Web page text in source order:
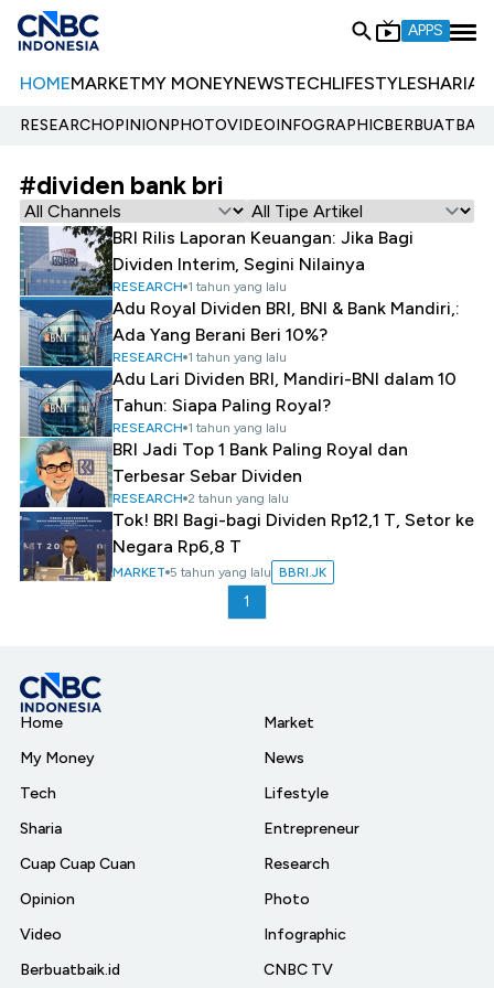
APPS
HOMEMARKETMY MONEYNEWSTECHLIFESTYLESHARIA
RESEARCHOPINIONPHOTOVIDEOINFOGRAPHIC
#dividen bank bri
BRI Rilis Laporan Keuangan: Jika Bagi
Dividen Interim, Segini Nilainya
RESEARCH 1 tahun yang lalu
Adu Royal Dividen BRI, BNI & Bank Mandiri,:
Ada Yang Berani Beri 10%?
RESEARCH 1 tahun yang lalu
Adu Lari Dividen BRI, Mandiri-BNI dalam 10
Tahun: Siapa Paling Royal?
RESEARCH 1 tahun yang lalu
BRI Jadi Top 1 Bank Paling Royal dan
Terbesar Sebar Dividen
RESEARCH 2 tahun yang lalu
Tok! BRI Bagi-bagi Dividen Rp12,1 T, Setor ke
Negara Rp6,8 T
MARKET 5 tahun yang lalu BBRI.JK
1
Home
My Money
Tech
Sharia
Cuap Cuap Cuan
Opinion
Video
Berbuatbaik.id
Market
News
Lifestyle
Entrepreneur
Research
Photo
Infographic
CNBC TV